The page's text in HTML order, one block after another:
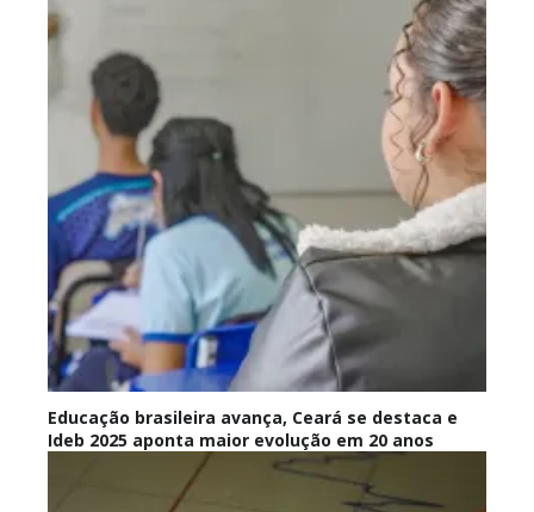
Educação brasileira avança, Ceará se destaca e
Ideb 2025 aponta maior evolução em 20 anos